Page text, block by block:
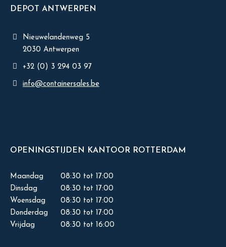
DEPOT ANTWERPEN
Nieuwelandenweg 5
2030 Antwerpen
+32 (0) 3 294 03 97
info@containersales.be
OPENINGSTIJDEN KANTOOR ROTTERDAM
Maandag
08:30 tot 17:00
Dinsdag
08:30 tot 17:00
Woensdag
08:30 tot 17:00
Donderdag
08:30 tot 17:00
Vrijdag
08:30 tot 16:00